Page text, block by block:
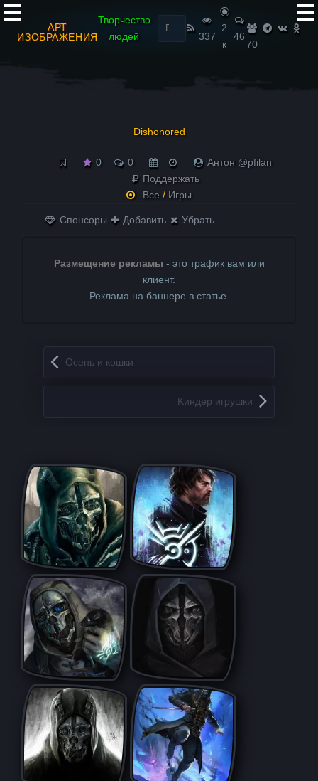
АРТ
ИЗОБРАЖЕНИЯ
Творчество
людей
Найти:
337
2
к
46
70
Dishonored
0 0
Антон @pfilan
Поддержать
-Все / Игры
Спонсоры Добавить Убрать
Размещение рекламы - это трафик вам или
клиент.
Реклама на баннере в статье.
Запись навигация
Осень и кошки
Kиндep игрушки